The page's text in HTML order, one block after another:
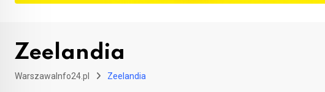
Zeelandia
WarszawaInfo24.pl Zeelandia